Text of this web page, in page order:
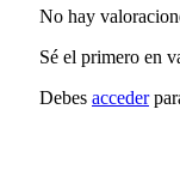
No hay
Sé el primero
Debes acceder